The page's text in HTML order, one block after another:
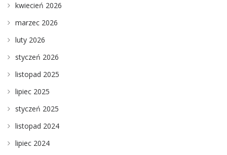
kwiecień 2026
marzec 2026
luty 2026
styczeń 2026
listopad 2025
lipiec 2025
styczeń 2025
listopad 2024
lipiec 2024